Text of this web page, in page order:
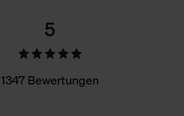
5
1347 Bewertungen